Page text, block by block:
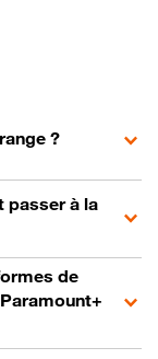
?
passer à la
de